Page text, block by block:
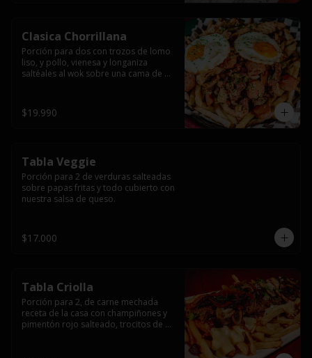
Clasica Chorrillana
Porción para dos con trozos de lomo
liso, y pollo, vienesa y longaniza
saltéales al wok sobre una cama de
$19.990
Tabla Veggie
Porción para 2 de verduras salteadas
sobre papas fritas y todo cubierto con
nuestra salsa de queso.
$17.000
Tabla Criolla
Porción para 2, de carne mechada
receta de la casa con champiñones y
pimentón rojo salteado, trocitos de